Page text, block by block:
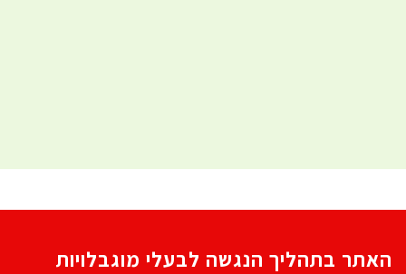
האתר בתהליך הנגשה לבעלי מוגבלויות